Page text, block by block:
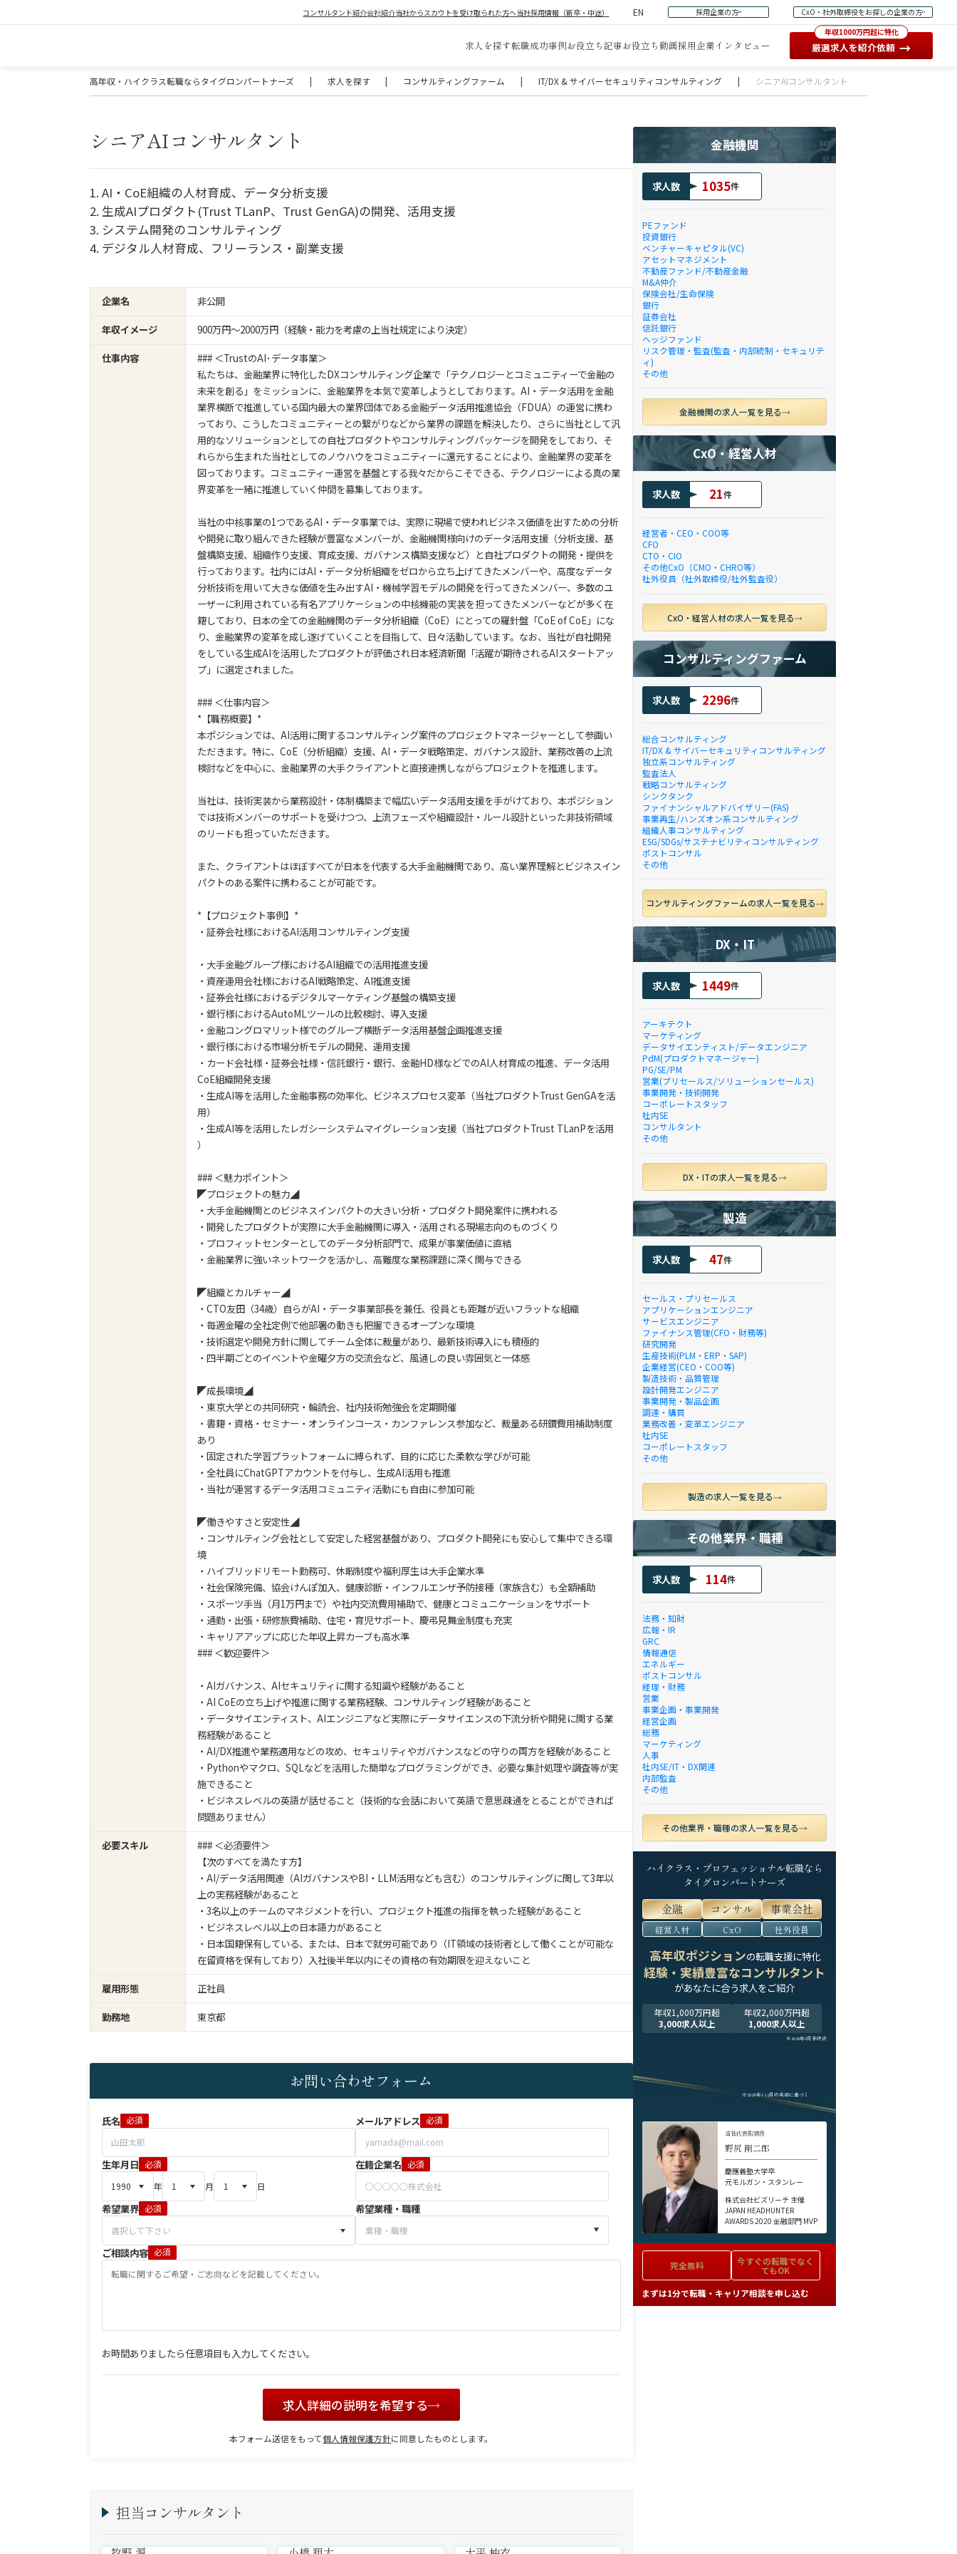
コンサルタント紹介会社紹介当社からスカウトを受け取られた方へ当社採用情報（新卒・中途） EN 採用企業の方 CxO・社外取締役をお探しの企業の方
求人を探す転職成功事例お役立ち記事お役立ち動画採用企業インタビュー
年収1000万円超に特化
厳選求人を紹介依頼 →
高年収・ハイクラス転職ならタイグロンパートナーズ | 求人を探す | コンサルティングファーム | IT/DX & サイバーセキュリティコンサルティング | シニアAIコンサルタント
シニアAIコンサルタント
1. AI・CoE組織の人材育成、データ分析支援
2. 生成AIプロダクト(Trust TLanP、Trust GenGA)の開発、活用支援
3. システム開発のコンサルティング
4. デジタル人材育成、フリーランス・副業支援
企業名
非公開
年収イメージ
900万円〜2000万円（経験・能力を考慮の上当社規定により決定）
仕事内容
### ＜TrustのAI･データ事業＞
私たちは、金融業界に特化したDXコンサルティング企業で「テクノロジーとコミュニティーで金融の
未来を創る」をミッションに、金融業界を本気で変革しようとしております。AI・データ活用を金融
業界横断で推進している国内最大の業界団体である金融データ活用推進協会（FDUA）の運営に携わ
っており、こうしたコミュニティーとの繋がりなどから業界の課題を解決したり、さらに当社として汎
用的なソリューションとしての自社プロダクトやコンサルティングパッケージを開発をしており、そ
れらから生まれた当社としてのノウハウをコミュニティーに還元することにより、金融業界の変革を
図っております。コミュニティー運営を基盤とする我々だからこそできる、テクノロジーによる真の業
界変革を一緒に推進していく仲間を募集しております。
当社の中核事業の1つであるAI・データ事業では、実際に現場で使われビジネス価値を出すための分析
や開発に取り組んできた経験が豊富なメンバーが、金融機関様向けのデータ活用支援（分析支援、基
盤構築支援、組織作り支援、育成支援、ガバナンス構築支援など）と自社プロダクトの開発・提供を
行っております。社内にはAI・データ分析組織をゼロから立ち上げてきたメンバーや、高度なデータ
分析技術を用いて大きな価値を生み出すAI・機械学習モデルの開発を行ってきたメンバー、多数のユ
ーザーに利用されている有名アプリケーションの中核機能の実装を担ってきたメンバーなどが多く在
籍しており、日本の全ての金融機関のデータ分析組織（CoE）にとっての羅針盤「CoE of CoE」にな
り、金融業界の変革を成し遂げていくことを目指して、日々活動しています。なお、当社が自社開発
をしている生成AIを活用したプロダクトが評価され日本経済新聞「活躍が期待されるAIスタートアッ
プ」に選定されました。
### ＜仕事内容＞
*【職務概要】*
本ポジションでは、AI活用に関するコンサルティング案件のプロジェクトマネージャーとして参画い
ただきます。特に、CoE（分析組織）支援、AI・データ戦略策定、ガバナンス設計、業務改善の上流
検討などを中心に、金融業界の大手クライアントと直接連携しながらプロジェクトを推進します。
当社は、技術実装から業務設計・体制構築まで幅広いデータ活用支援を手がけており、本ポジション
では技術メンバーのサポートを受けつつ、上流フェーズや組織設計・ルール設計といった非技術領域
のリードも担っていただきます。
また、クライアントはほぼすべてが日本を代表する大手金融機関であり、高い業界理解とビジネスイン
パクトのある案件に携わることが可能です。
*【プロジェクト事例】*
・証券会社様におけるAI活用コンサルティング支援
・大手金融グループ様におけるAI組織での活用推進支援
・資産運用会社様におけるAI戦略策定、AI推進支援
・証券会社様におけるデジタルマーケティング基盤の構築支援
・銀行様におけるAutoMLツールの比較検討、導入支援
・金融コングロマリット様でのグループ横断データ活用基盤企画推進支援
・銀行様における市場分析モデルの開発、運用支援
・カード会社様・証券会社様・信託銀行・銀行、金融HD様などでのAI人材育成の推進、データ活用
CoE組織開発支援
・生成AI等を活用した金融事務の効率化、ビジネスプロセス変革（当社プロダクトTrust GenGAを活
用）
・生成AI等を活用したレガシーシステムマイグレーション支援（当社プロダクトTrust TLanPを活用
）
### ＜魅力ポイント＞
◤プロジェクトの魅力◢
・大手金融機関とのビジネスインパクトの大きい分析・プロダクト開発案件に携われる
・開発したプロダクトが実際に大手金融機関に導入・活用される現場志向のものづくり
・プロフィットセンターとしてのデータ分析部門で、成果が事業価値に直結
・金融業界に強いネットワークを活かし、高難度な業務課題に深く関与できる
◤組織とカルチャー◢
・CTO友田（34歳）自らがAI・データ事業部長を兼任、役員とも距離が近いフラットな組織
・毎週金曜の全社定例で他部署の動きも把握できるオープンな環境
・技術選定や開発方針に関してチーム全体に裁量があり、最新技術導入にも積極的
・四半期ごとのイベントや金曜夕方の交流会など、風通しの良い雰囲気と一体感
◤成長環境◢
・東京大学との共同研究・輪読会、社内技術勉強会を定期開催
・書籍・資格・セミナー・オンラインコース・カンファレンス参加など、裁量ある研鑽費用補助制度
あり
・固定された学習プラットフォームに縛られず、目的に応じた柔軟な学びが可能
・全社員にChatGPTアカウントを付与し、生成AI活用も推進
・当社が運営するデータ活用コミュニティ活動にも自由に参加可能
◤働きやすさと安定性◢
・コンサルティング会社として安定した経営基盤があり、プロダクト開発にも安心して集中できる環
境
・ハイブリッドリモート勤務可、休暇制度や福利厚生は大手企業水準
・社会保険完備、協会けんぽ加入、健康診断・インフルエンザ予防接種（家族含む）も全額補助
・スポーツ手当（月1万円まで）や社内交流費用補助で、健康とコミュニケーションをサポート
・通勤・出張・研修旅費補助、住宅・育児サポート、慶弔見舞金制度も充実
・キャリアアップに応じた年収上昇カーブも高水準
### ＜歓迎要件＞
・AIガバナンス、AIセキュリティに関する知識や経験があること
・AI CoEの立ち上げや推進に関する業務経験、コンサルティング経験があること
・データサイエンティスト、AIエンジニアなど実際にデータサイエンスの下流分析や開発に関する業
務経験があること
・AI/DX推進や業務適用などの攻め、セキュリティやガバナンスなどの守りの両方を経験があること
・Pythonやマクロ、SQLなどを活用した簡単なプログラミングができ、必要な集計処理や調査等が実
施できること
・ビジネスレベルの英語が話せること（技術的な会話において英語で意思疎通をとることができれば
問題ありません）
必要スキル
### ＜必須要件＞
【次のすべてを満たす方】
・AI/データ活用関連（AIガバナンスやBI・LLM活用なども含む）のコンサルティングに関して3年以
上の実務経験があること
・3名以上のチームのマネジメントを行い、プロジェクト推進の指揮を執った経験があること
・ビジネスレベル以上の日本語力があること
・日本国籍保有している、または、日本で就労可能であり（IT領域の技術者として働くことが可能な
在留資格を保有しており）入社後半年以内にその資格の有効期限を迎えないこと
雇用形態
正社員
勤務地
東京都
お問い合わせフォーム
氏名 必須 メールアドレス 必須
生年月日 必須
年
月 日
在籍企業名 必須
希望業界 必須 希望業種・職種
ご相談内容 必須
お時間ありましたら任意項目も入力してください。
求人詳細の説明を希望する
本フォーム送信をもって個人情報保護方針に同意したものとします。
担当コンサルタント
金融機関
求人数 1035件
PEファンド
投資銀行
ベンチャーキャピタル(VC)
アセットマネジメント
不動産ファンド/不動産金融
M&A仲介
保険会社/生命保険
銀行
証券会社
信託銀行
ヘッジファンド
リスク管理・監査(監査・内部統制・セキュリテ
ィ)
その他
金融機関の求人一覧を見る
CxO・経営人材
求人数 21件
経営者・CEO・COO等
CFO
CTO・CIO
その他CxO（CMO・CHRO等）
社外役員（社外取締役/社外監査役）
CxO・経営人材の求人一覧を見る
コンサルティングファーム
求人数 2296件
総合コンサルティング
IT/DX & サイバーセキュリティコンサルティング
独立系コンサルティング
監査法人
戦略コンサルティング
シンクタンク
ファイナンシャルアドバイザリー(FAS)
事業再生/ハンズオン系コンサルティング
組織人事コンサルティング
ESG/SDGs/サステナビリティコンサルティング
ポストコンサル
その他
コンサルティングファームの求人一覧を見る
DX・IT
求人数 1449件
アーキテクト
マーケティング
データサイエンティスト/データエンジニア
PdM(プロダクトマネージャー)
PG/SE/PM
営業(プリセールス/ソリューションセールス)
事業開発・技術開発
コーポレートスタッフ
社内SE
コンサルタント
その他
DX・ITの求人一覧を見る
製造
求人数 47件
セールス・プリセールス
アプリケーションエンジニア
サービスエンジニア
ファイナンス管理(CFO・財務等)
研究開発
生産技術(PLM・ERP・SAP)
企業経営(CEO・COO等)
製造技術・品質管理
設計開発エンジニア
事業開発・製品企画
調達・購買
業務改善・変革エンジニア
社内SE
コーポレートスタッフ
その他
製造の求人一覧を見る
その他業界・職種
求人数 114件
法務・知財
広報・IR
GRC
情報通信
エネルギー
ポストコンサル
経理・財務
営業
事業企画・事業開発
経営企画
総務
マーケティング
人事
社内SE/IT・DX関連
内部監査
その他
その他業界・職種の求人一覧を見る
ハイクラス・プロフェッショナル転職なら
タイグロンパートナーズ
金融 コンサル 事業会社
経営人材 CxO 社外役員
高年収ポジションの転職支援に特化
経験・実績豊富なコンサルタント
があなたに合う求人をご紹介
年収1,000万円超
3,000求人以上
年収2,000万円超
1,000求人以上
※2025年9月末時点
※2024年1-12月の実績に基づく
当社代表取締役
野尻 剛二郎
慶應義塾大学卒
元モルガン・スタンレー
株式会社ビズリーチ 主催
JAPAN HEADHUNTER
AWARDS 2020 金融部門 MVP
完全無料 今すぐの転職でなく
てもOK
まずは1分で転職・キャリア相談を申し込む